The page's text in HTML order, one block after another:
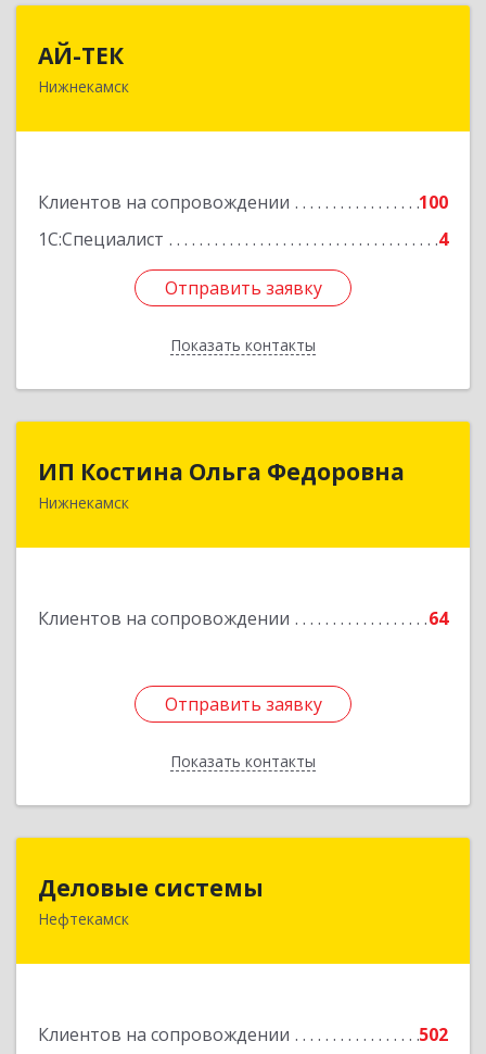
АЙ-ТЕК
Нижнекамск
Клиентов на сопровождении
100
1С:Специалист
4
Отправить заявку
Показать контакты
423570, Татарстан Респ, Нижнекамский р-н,
Подробнее
Отправить заявку
Назад
ИП Костина Ольга Федоровна
Нижнекамск
Клиентов на сопровождении 64
Отправить заявку
Показать контакты
Отправить заявку
Назад
Деловые системы
Нефтекамск
Клиентов на сопровождении 502
452689, Башкортостан Респ, Нефтекамск г,